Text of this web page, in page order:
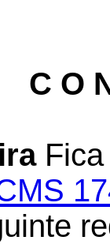
C O
Fica